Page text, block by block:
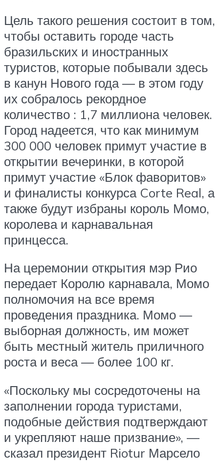
Цель такого решения состоит в том,
чтобы оставить городе часть
бразильских и иностранных
туристов, которые побывали здесь
в канун Нового года — в этом году
их собралось рекордное
количество : 1,7 миллиона человек.
Город надеется, что как минимум
300 000 человек примут участие в
открытии вечеринки, в которой
примут участие «Блок фаворитов»
и финалисты конкурса Corte Real, а
также будут избраны король Момо,
королева и карнавальная
принцесса.
На церемонии открытия мэр Рио
передает Королю карнавала, Момо
полномочия на все время
проведения праздника. Момо —
выборная должность, им может
быть местный житель приличного
роста и веса — более 100 кг.
«Поскольку мы сосредоточены на
заполнении города туристами,
подобные действия подтверждают
и укрепляют наше призвание», —
сказал президент Riotur Марсело